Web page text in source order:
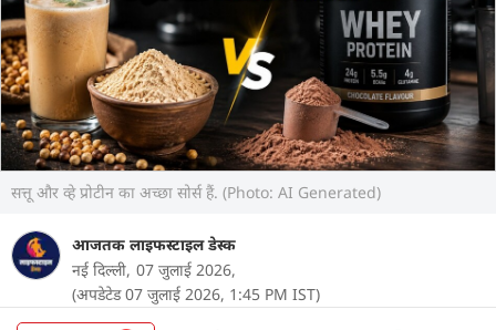
सत्तू और व्हे प्रोटीन का अच्छा सोर्स हैं. (Photo: AI Generated)
आजतक लाइफस्टाइल डेस्क
नई दिल्ली, 07 जुलाई 2026,
(अपडेटेड 07 जुलाई 2026, 1:45 PM IST)